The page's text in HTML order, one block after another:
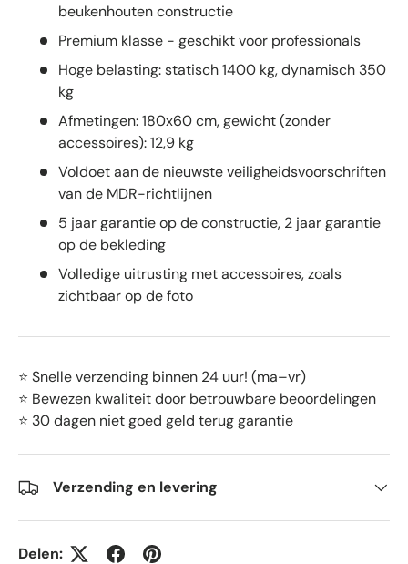
beukenhouten constructie
Premium klasse - geschikt voor professionals
Hoge belasting: statisch 1400 kg, dynamisch 350
kg
Afmetingen: 180x60 cm, gewicht (zonder
accessoires): 12,9 kg
Voldoet aan de nieuwste veiligheidsvoorschriften
van de MDR-richtlijnen
5 jaar garantie op de constructie, 2 jaar garantie
op de bekleding
Volledige uitrusting met accessoires, zoals
zichtbaar op de foto
⭐ Snelle verzending binnen 24 uur! (ma–vr)
⭐ Bewezen kwaliteit door betrouwbare beoordelingen
⭐ 30 dagen niet goed geld terug garantie
Verzending en levering
Delen: